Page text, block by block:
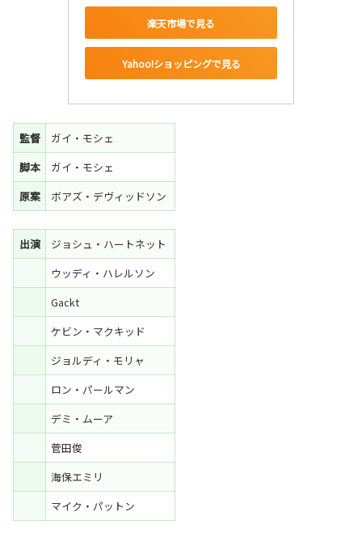
楽天市場で見る
Yahoo!ショッピングで見る
監督
ガイ・モシェ
脚本
ガイ・モシェ
原案
ボアズ・デヴィッドソン
出演
ジョシュ・ハートネット
ウッディ・ハレルソン
Gackt
ケビン・マクキッド
ジョルディ・モリャ
ロン・パールマン
デミ・ムーア
菅田俊
海保エミリ
マイク・パットン